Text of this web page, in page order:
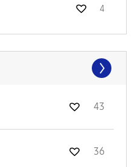
4
43
36